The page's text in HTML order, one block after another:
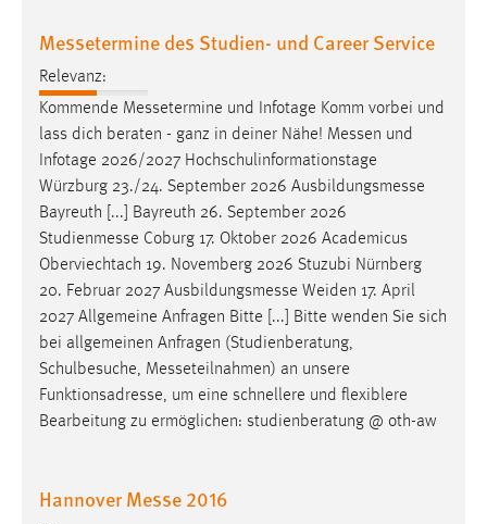
Messetermine des Studien- und Career Service
Relevanz:
Kommende Messetermine und Infotage Komm vorbei und
lass dich beraten - ganz in deiner Nähe! Messen und
Infotage 2026/2027 Hochschulinformationstage
Würzburg 23./24. September 2026 Ausbildungsmesse
Bayreuth [...] Bayreuth 26. September 2026
Studienmesse Coburg 17. Oktober 2026 Academicus
Oberviechtach 19. Novemberg 2026 Stuzubi Nürnberg
20. Februar 2027 Ausbildungsmesse Weiden 17. April
2027 Allgemeine Anfragen Bitte [...] Bitte wenden Sie sich
bei allgemeinen Anfragen (Studienberatung,
Schulbesuche, Messeteilnahmen) an unsere
Funktionsadresse, um eine schnellere und flexiblere
Bearbeitung zu ermöglichen: studienberatung @ oth-aw
Hannover Messe 2016